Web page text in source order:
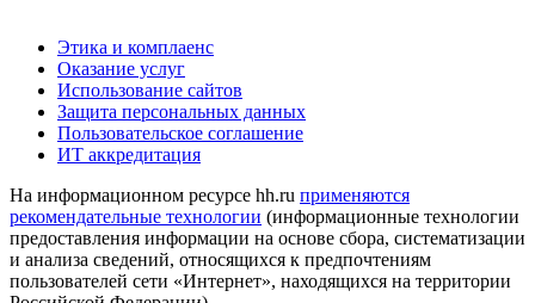
Этика и комплаенс
Оказание услуг
Использование сайтов
Защита персональных данных
Пользовательское соглашение
ИТ аккредитация
На информационном ресурсе hh.ru применяются
рекомендательные технологии (информационные технологии
предоставления информации на основе сбора, систематизации
и анализа сведений, относящихся к предпочтениям
пользователей сети «Интернет», находящихся на территории